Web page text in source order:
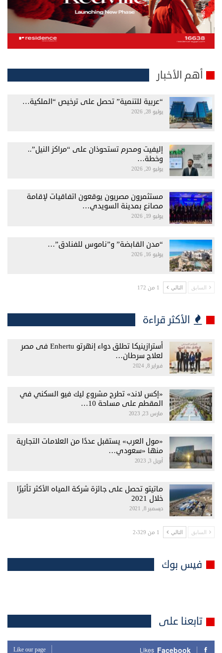
أهم الأخبار
“عربية للتنمية” تحصل على ترخيص “الملكية…
يوليو 28, 2026
إليفيت ومحرم تستحوذان على “مراكز النيل”..
وخطة…
يوليو 20, 2026
مستثمرون مصريون يوقعون اتفاقيات لإقامة
مصانع بمدينة السويدي…
يوليو 19, 2026
“مدن القابضة” و”ناموس للفنادق”…
يوليو 16, 2026
السابق التالي 1 من 172
الأكثر قراءة
أسترازينيكا تطلق دواء إنهرتو Enhertu فى مصر
لعلاج سرطان…
فبراير 8, 2024
«إكس لاند» تطرح مشروع ليك فيو السكني في
المقطم على مساحة 10…
مارس 23, 2023
«مول العرب» يستقبل عددًا من العلامات التجارية
منها «سعودي…
أبريل 3, 2023
ماتيتو تحصل على جائزة شركة المياه الأكثر تأثيرًا
خلال 2021
ديسمبر 8, 2021
السابق التالي 1 من 2٬329
فيس بوك
تابعنا على
Facebook
Likes
Like our page